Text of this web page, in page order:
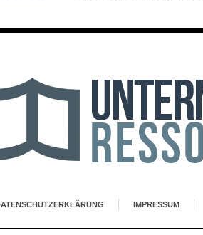
IMPRESSUM